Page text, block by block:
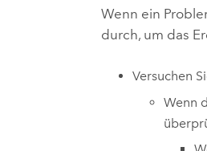
Wenn ein
durch, um das
Versuchen
Wenn